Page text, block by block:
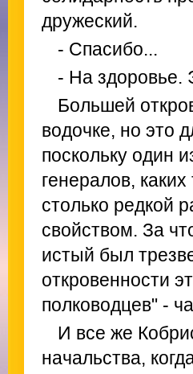
дружеский.
- Спасибо...
- На здоровье.
Большей
водочке, но это
поскольку один
генералов,
столько редкой
свойством. За
истый был
откровенности
полководцев" -
И все же
начальства,